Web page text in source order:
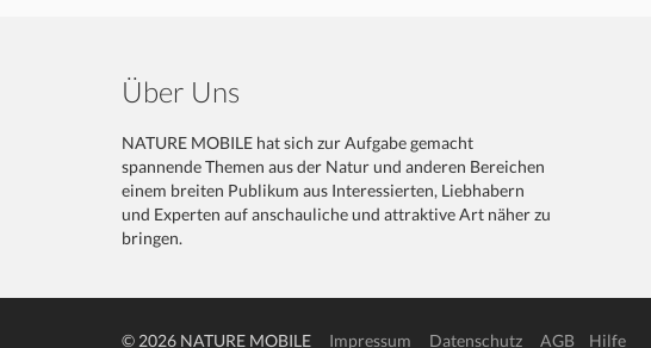
Über Uns
NATURE MOBILE hat sich zur Aufgabe gemacht
spannende Themen aus der Natur und anderen Bereichen
einem breiten Publikum aus Interessierten, Liebhabern
und Experten auf anschauliche und attraktive Art näher zu
bringen.
© 2026 NATURE MOBILE Impressum Datenschutz AGB Hilfe